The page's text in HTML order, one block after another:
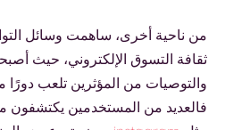
من ناحية أخرى، ساهمت وسائل
ثقافة التسوق الإلكتروني، حيث
والتوصيات من المؤثرين تلعب دورًا
فالعديد من المستخدمين يكتشفون